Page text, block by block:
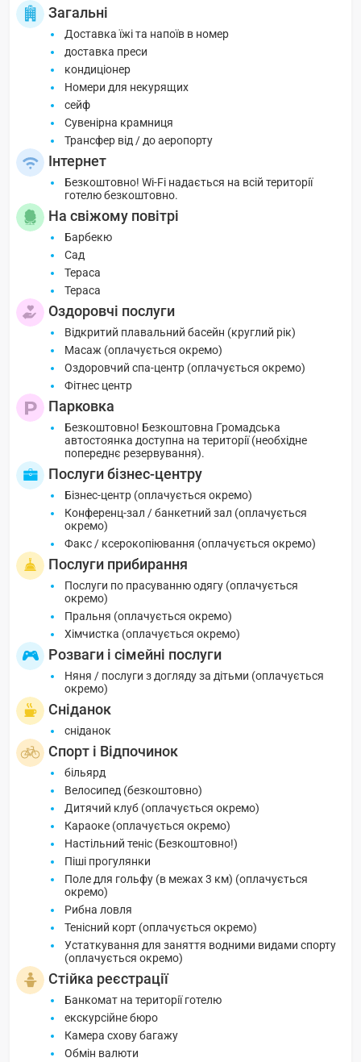
Загальні
Доставка їжі та напоїв в номер
доставка преси
кондиціонер
Номери для некурящих
сейф
Сувенірна крамниця
Трансфер від / до аеропорту
Інтернет
Безкоштовно! Wi-Fi надається на всій території
готелю безкоштовно.
На свіжому повітрі
Барбекю
Сад
Тераса
Тераса
Оздоровчі послуги
Відкритий плавальний басейн (круглий рік)
Масаж (оплачується окремо)
Оздоровчий спа-центр (оплачується окремо)
Фітнес центр
Парковка
Безкоштовно! Безкоштовна Громадська
автостоянка доступна на території (необхідне
попереднє резервування).
Послуги бізнес-центру
Бізнес-центр (оплачується окремо)
Конференц-зал / банкетний зал (оплачується
окремо)
Факс / ксерокопіювання (оплачується окремо)
Послуги прибирання
Послуги по прасуванню одягу (оплачується
окремо)
Пральня (оплачується окремо)
Хімчистка (оплачується окремо)
Розваги і сімейні послуги
Няня / послуги з догляду за дітьми (оплачується
окремо)
Сніданок
сніданок
Спорт і Відпочинок
більярд
Велосипед (безкоштовно)
Дитячий клуб (оплачується окремо)
Караоке (оплачується окремо)
Настільний теніс (Безкоштовно!)
Піші прогулянки
Поле для гольфу (в межах 3 км) (оплачується
окремо)
Рибна ловля
Тенісний корт (оплачується окремо)
Устаткування для заняття водними видами спорту
(оплачується окремо)
Стійка реєстрації
Банкомат на території готелю
екскурсійне бюро
Камера схову багажу
Обмін валюти